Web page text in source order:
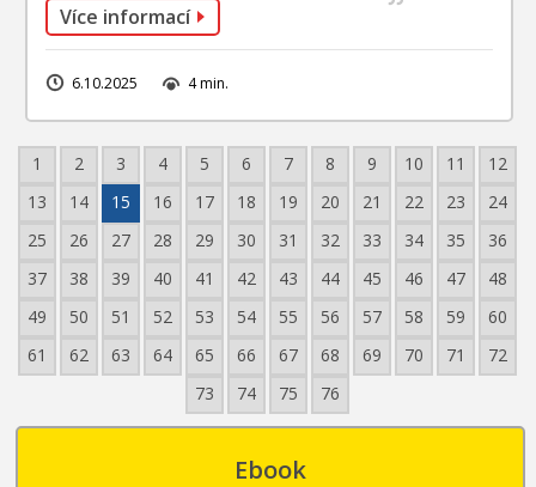
Více informací
6.10.2025 4 min.
1 2 3 4 5 6 7 8 9 10 11
12
13
14 15 16 17 18 19 20 21 22 23
24
25
26 27 28 29 30 31 32 33 34 35
36
37
38 39 40 41 42 43 44 45 46 47
48
49
50 51 52 53 54 55 56 57 58 59
60
61
62 63 64 65 66 67 68 69 70 71
72
73
74 75 76
Ebook